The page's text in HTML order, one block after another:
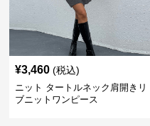
¥3,460 (税込)
ニット タートルネック肩開きリ
ブニットワンピース